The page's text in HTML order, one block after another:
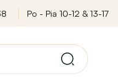
Po - Pia 10-12 & 13-17